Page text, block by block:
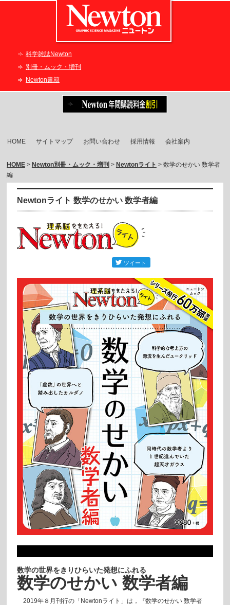
科学雑誌Newton
別冊・ムック・増刊
Newton書籍
HOME サイトマップ お問い合わせ 採用情報 会社案内
HOME> Newton別冊・ムック・増刊 > Newtonライト > 数学のせかい 数学者
編
Newtonライト 数学のせかい 数学者編
数学の世界をきりひらいた発想にふれる
数学のせかい 数学者編
2019年８月刊行の「Newtonライト」は，『数学のせかい 数学者